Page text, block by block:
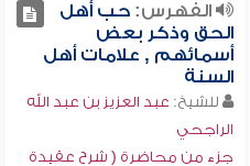
الفهرس:حب أهل
الحق وذكر بعض
أسمائهم , علامات أهل
السنة
للشيخ: عبد العزيز بن عبد الله
الراجحي
جزء من محاضرة ( شرح عقيدة